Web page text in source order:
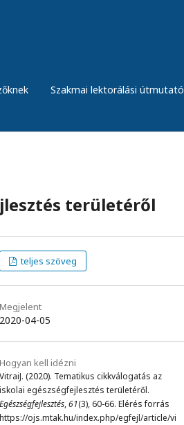
Szakmai lektorálási útmutató
területéről
teljes szöveg
Megjelent
2020-04-05
Hogyan kell idézni
VitraiJ. (2020). Tematikus cikkválogatás az
iskolai egészségfejlesztés területéről.
Egészségfejlesztés,61(3), 60-66. Elérés forrás
https://ojs.mtak.hu/index.php/egfejl/article/vi